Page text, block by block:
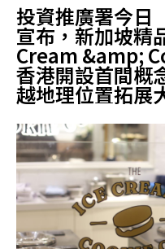
投資推廣署今日
宣布，新加坡精
Cream &amp;
香港開設首間概
越地理位置拓展